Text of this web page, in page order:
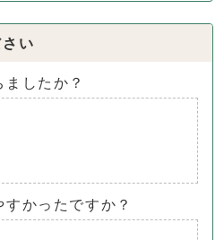
い
したか？
かったですか？